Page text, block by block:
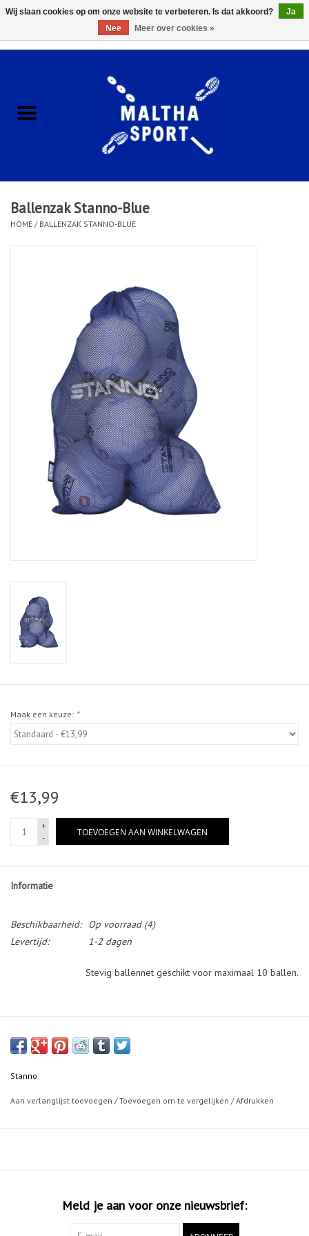
ACCESSOIRES/HARDWARE
KLEDING
CLUBSHOPS
Afspraak Loop Analyse
Ballenzak Stanno-Blue
HOME / BALLENZAK STANNO-BLUE
Maak een keuze: *
€13,99
+
-
TOEVOEGEN AAN WINKELWAGEN
Informatie
Beschikbaarheid: Op voorraad(4)
Levertijd:
1-2 dagen
Stevig ballennet geschikt voor maximaal 10 ballen.
Stanno
Aan verlanglijst toevoegen /Toevoegen om te vergelijken /Afdrukken
Meld je aan voor onze nieuwsbrief:
Wij slaan cookies op om onze website te verbeteren. Is dat akkoord?
Ja
Nee
Meer over cookies »